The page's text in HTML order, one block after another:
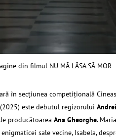
din filmul NU MĂ LĂSA SĂ MOR
în secţiunea competiţională
(2025) este debutul regizorului
producătoareaAna Gheorghe.
sale vecine, Isabela,